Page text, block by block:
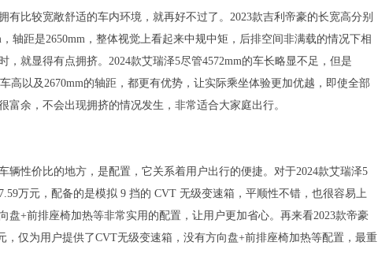
有比较宽敞舒适的车内环境，就再好不过了。2023款吉利帝豪的长宽高分别
，轴距是2650mm，整体视觉上看起来中规中矩，后排空间非满载的情况下相
，就显得有点拥挤。2024款艾瑞泽5尽管4572mm的车长略显不足，但是
高以及2670mm的轴距，都更有优势，让实际乘坐体验更加优越，即使全部
富余，不会出现拥挤的情况发生，非常适合大家庭出行。
辆性价比的地方，是配置，它关系着用户出行的便捷。对于2024款艾瑞泽5
万元，配备的是模拟 9 挡的 CVT 无级变速箱，平顺性不错，也很容易上
盘+前排座椅加热等非常实用的配置，让用户更加省心。再来看2023款帝豪
，仅为用户提供了CVT无级变速箱，没有方向盘+前排座椅加热等配置，最重